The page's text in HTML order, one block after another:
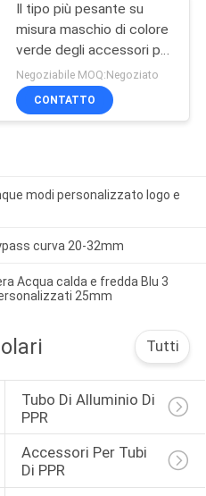
Il tipo più pesante su
misura maschio di colore
verde degli accessori per
tubi di Ppr ha infilato
l'unione
Negoziabile MOQ:Negoziato
CONTATTO
modi personalizzato logo e
curva 20-32mm
Acqua calda e fredda Blu 3
25mm
Tutti
Tubo Di Alluminio Di
PPR
Accessori Per Tubi
Di PPR